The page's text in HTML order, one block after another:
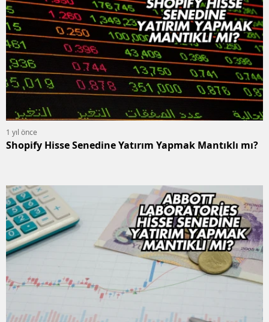
1 yıl önce
Shopify Hisse Senedine Yatırım Yapmak Mantıklı mı?